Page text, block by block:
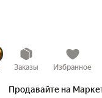
Заказы Избранное
Продавайте на